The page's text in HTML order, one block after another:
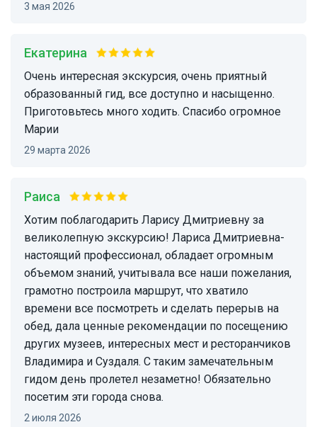
3 мая 2026
Екатерина
очень интересная экскурсия, очень приятный
образованный гид, все доступно и насыщенно.
Приготовьтесь много ходить. Спасибо огромное
Марии
29 марта 2026
Раиса
Хотим поблагодарить Ларису Дмитриевну за
великолепную экскурсию! Лариса Дмитриевна-
настоящий профессионал, обладает огромным
объемом знаний, учитывала все наши пожелания,
грамотно построила маршрут, что хватило
времени все посмотреть и сделать перерыв на
обед, дала ценные рекомендации по посещению
других музеев, интересных мест и ресторанчиков
Владимира и Суздаля. С таким замечательным
гидом день пролетел незаметно! Обязательно
посетим эти города снова.
2 июля 2026